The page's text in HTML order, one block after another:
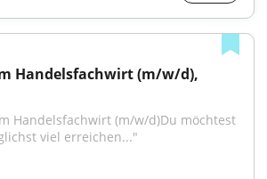
Handelsfachwirt (m/w/d),
Handelsfachwirt (m/w/d)Du möchtest
viel erreichen..."